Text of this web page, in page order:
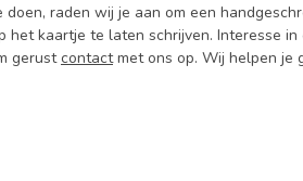
raden wij je aan om een
kaartje te laten schrijven. Interesse in
gerustcontactmet ons op. Wij helpen je